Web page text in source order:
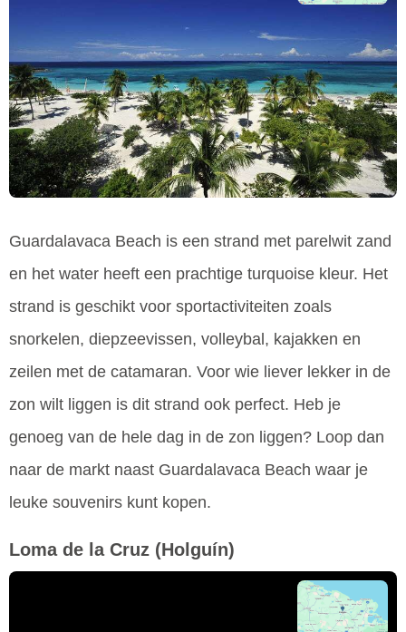
Guardalavaca Beach is een strand met parelwit zand
en het water heeft een prachtige turquoise kleur. Het
strand is geschikt voor sportactiviteiten zoals
snorkelen, diepzeevissen, volleybal, kajakken en
zeilen met de catamaran. Voor wie liever lekker in de
zon wilt liggen is dit strand ook perfect. Heb je
genoeg van de hele dag in de zon liggen? Loop dan
naar de markt naast Guardalavaca Beach waar je
leuke souvenirs kunt kopen.
Loma de la Cruz (Holguín)